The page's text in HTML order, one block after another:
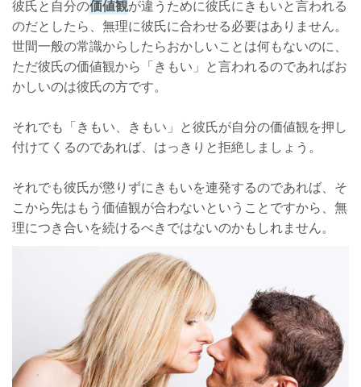
彼氏と自分の価値観が違うために彼氏にきもいと言われる
のだとしたら、無理に彼氏に合わせる必要はありません。
世間一般の常識からしたらおかしいことは何もないのに、
ただ彼氏の価値観から「きもい」と言われるのであればお
かしいのは彼氏の方です。
それでも「きもい、きもい」と彼氏が自分の価値観を押し
付けてくるのであれば、はっきりと拒絶しましょう。
それでも彼氏が懲りずにきもいを連発するのであれば、そ
こから先はもう価値観が合わないということですから、無
理につき合いを続けるべきではないのかもしれません。